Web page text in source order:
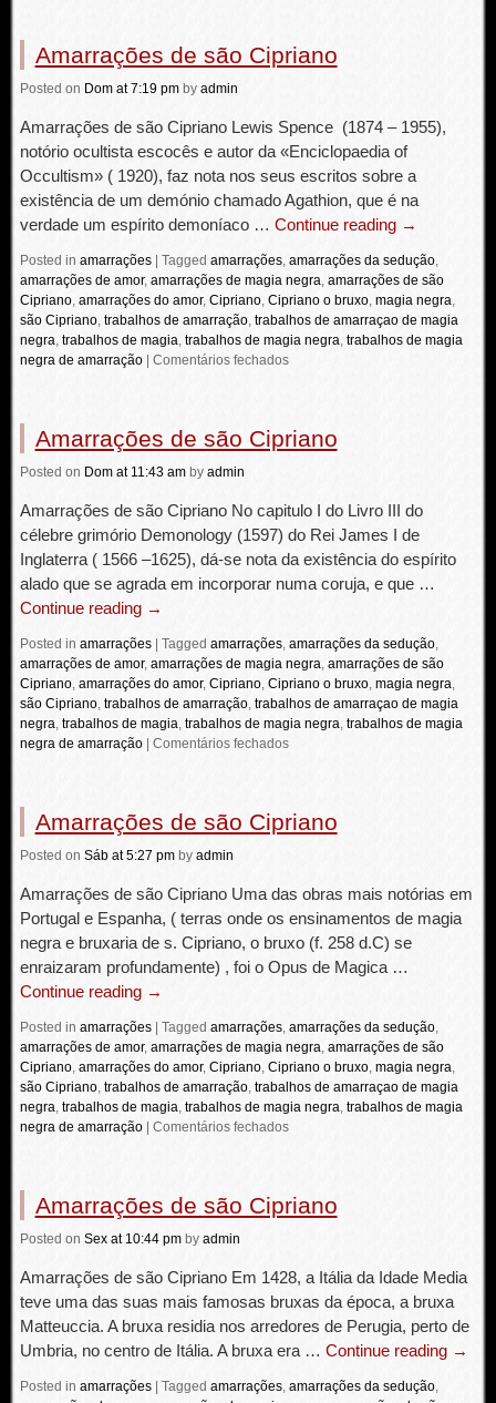
Amarrações de são Cipriano
Posted on Dom at 7:19 pm by admin
Amarrações de são Cipriano Lewis Spence (1874 – 1955),
notório ocultista escocês e autor da «Enciclopaedia of
Occultism» ( 1920), faz nota nos seus escritos sobre a
existência de um demónio chamado Agathion, que é na
verdade um espírito demoníaco … Continue reading →
Posted in amarrações Tagged amarrações, amarrações da sedução,
amarrações de amor, amarrações de magia negra, amarrações de são
Cipriano, amarrações do amor, Cipriano, Cipriano o bruxo, magia negra,
são Cipriano, trabalhos de amarração, trabalhos de amarraçao de magia
negra, trabalhos de magia, trabalhos de magia negra, trabalhos de magia
negra de amarração
Comentários fechados
Amarrações de são Cipriano
Posted on Dom at 11:43 am by admin
Amarrações de são Cipriano No capitulo I do Livro III do
célebre grimório Demonology (1597) do Rei James I de
Inglaterra ( 1566 –1625), dá-se nota da existência do espírito
alado que se agrada em incorporar numa coruja, e que …
Continue reading →
Posted in amarrações Tagged amarrações, amarrações da sedução,
amarrações de amor, amarrações de magia negra, amarrações de são
Cipriano, amarrações do amor, Cipriano, Cipriano o bruxo, magia negra,
são Cipriano, trabalhos de amarração, trabalhos de amarraçao de magia
negra, trabalhos de magia, trabalhos de magia negra, trabalhos de magia
negra de amarração
Comentários fechados
Amarrações de são Cipriano
Posted on Sáb at 5:27 pm by admin
Amarrações de são Cipriano Uma das obras mais notórias em
Portugal e Espanha, ( terras onde os ensinamentos de magia
negra e bruxaria de s. Cipriano, o bruxo (f. 258 d.C) se
enraizaram profundamente) , foi o Opus de Magica …
Continue reading →
Posted in amarrações Tagged amarrações, amarrações da sedução,
amarrações de amor, amarrações de magia negra, amarrações de são
Cipriano, amarrações do amor, Cipriano, Cipriano o bruxo, magia negra,
são Cipriano, trabalhos de amarração, trabalhos de amarraçao de magia
negra, trabalhos de magia, trabalhos de magia negra, trabalhos de magia
negra de amarração
Comentários fechados
Amarrações de são Cipriano
Posted on Sex at 10:44 pm by admin
Amarrações de são Cipriano Em 1428, a Itália da Idade Media
teve uma das suas mais famosas bruxas da época, a bruxa
Matteuccia. A bruxa residia nos arredores de Perugia, perto de
Umbria, no centro de Itália. A bruxa era … Continue reading →
Posted in amarrações Tagged amarrações, amarrações da sedução,